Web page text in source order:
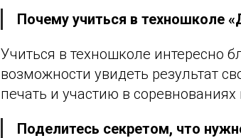
Почему учиться в техношколе
Учиться в техношколе
возможности увидеть результат
печать и участию в
Поделитесь секретом, что